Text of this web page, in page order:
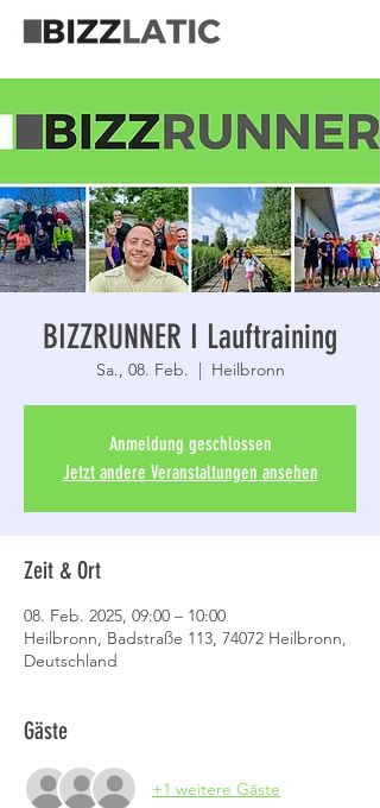
BIZZRUNNER I Lauftraining
Sa., 08. Feb.
  |
Heilbronn
Anmeldung geschlossen
Jetzt andere Veranstaltungen ansehen
Zeit & Ort
08. Feb. 2025, 09:00 – 10:00
Heilbronn, Badstraße 113, 74072 Heilbronn,
Deutschland
Gäste
+1 weitere Gäste